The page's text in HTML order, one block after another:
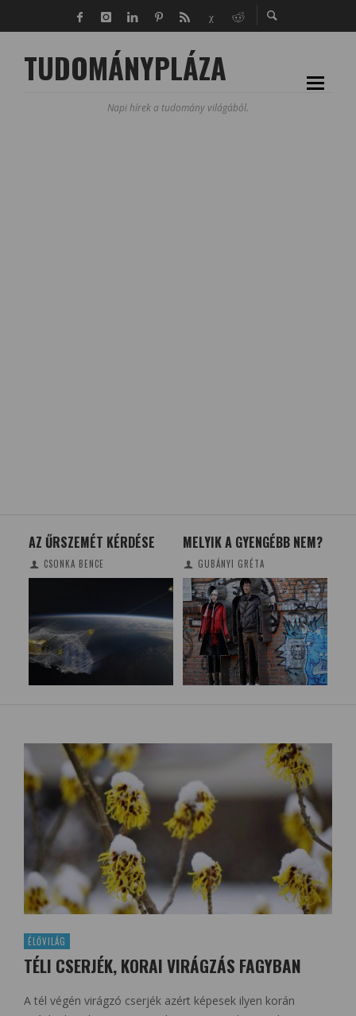
TUDOMÁNYPLÁZA
Napi hírek a tudomány világából.
AZ ŰRSZEMÉT KÉRDÉSE
CSONKA BENCE
MELYIK A GYENGÉBB NEM?
GUBÁNYI GRÉTA
ÉLŐVILÁG
TÉLI CSERJÉK, KORAI VIRÁGZÁS FAGYBAN
A tél végén virágzó cserjék azért képesek ilyen korán